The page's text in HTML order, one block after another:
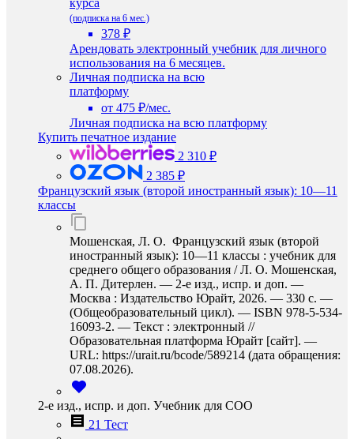
курса
(подписка на 6 мес.)
378 ₽
Арендовать электронный учебник для личного
использования на 6 месяцев.
Личная подписка на всю
платформу
от 475 ₽/мес.
Личная подписка на всю платформу
Купить печатное издание
2 310 ₽
2 385 ₽
Французский язык (второй иностранный язык): 10—11
классы
Мошенская, Л. О. Французский язык (второй
иностранный язык): 10—11 классы : учебник для
среднего общего образования / Л. О. Мошенская,
А. П. Дитерлен. — 2-е изд., испр. и доп. —
Москва : Издательство Юрайт, 2026. — 330 с. —
(Общеобразовательный цикл). — ISBN 978-5-534-
16093-2. — Текст : электронный //
Образовательная платформа Юрайт [сайт]. —
URL: https://urait.ru/bcode/589214 (дата обращения:
07.08.2026).
2-е изд., испр. и доп. Учебник для СОО
21 Тест